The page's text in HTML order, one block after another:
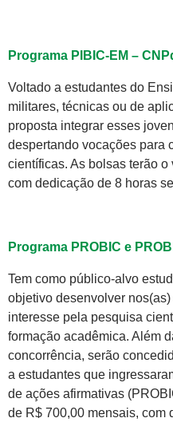
Programa PIBIC-EM –
Voltado a estudantes do
militares, técnicas ou de
proposta integrar esses
despertando vocações para
científicas. As bolsas terão
com dedicação de 8 horas
Programa PROBIC e
Tem como público-alvo
objetivo desenvolver
interesse pela pesquisa
formação acadêmica. Além
concorrência, serão
a estudantes que
de ações afirmativas
de R$ 700,00 mensais, com